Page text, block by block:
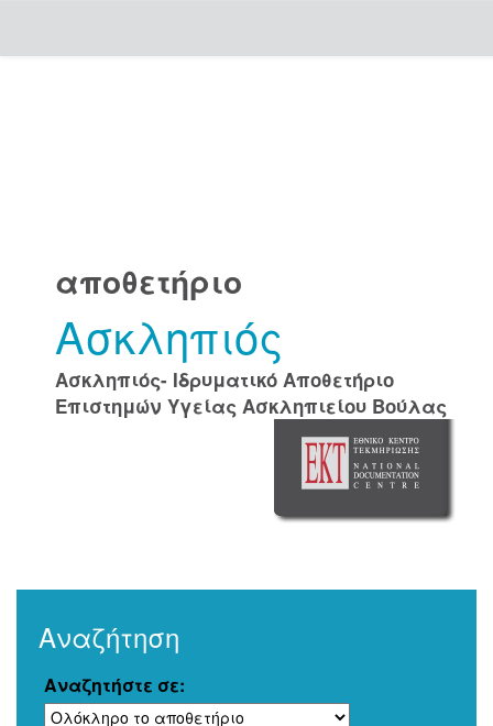
αποθετήριο
Ασκληπιός
Ασκληπιός- Ιδρυματικό Αποθετήριο
Επιστημών Υγείας Ασκληπιείου Βούλας
Αναζήτηση
Αναζητήστε σε: